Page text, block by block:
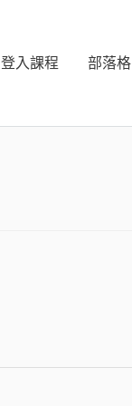
登入課程 部落格